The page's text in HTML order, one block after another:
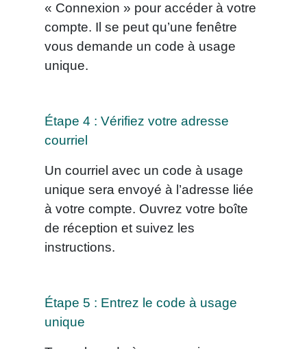
« Connexion » pour accéder à votre
compte. Il se peut qu’une fenêtre
vous demande un code à usage
unique.
Étape 4 : Vérifiez votre adresse
courriel
Un courriel avec un code à usage
unique sera envoyé à l’adresse liée
à votre compte. Ouvrez votre boîte
de réception et suivez les
instructions.
Étape 5 : Entrez le code à usage
unique